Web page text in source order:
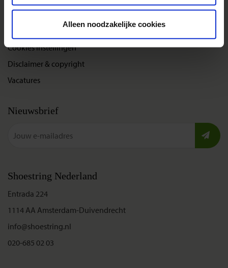
Alleen noodzakelijke cookies
Bel, mail of chat met ons
Cookies instellingen
Disclaimer & copyright
Vacatures
Nieuwsbrief
Shoestring Nederland
Entrada 224
1114 AA Amsterdam-Duivendrecht
info@shoestring.nl
020-685 02 03